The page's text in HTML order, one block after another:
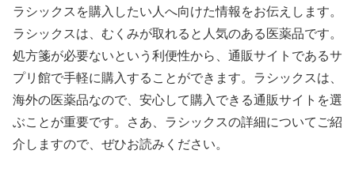
ラシックスを購入したい人へ向けた情報をお伝えします。
ラシックスは、むくみが取れると人気のある医薬品です。
処方箋が必要ないという利便性から、通販サイトであるサ
プリ館で手軽に購入することができます。ラシックスは、
海外の医薬品なので、安心して購入できる通販サイトを選
ぶことが重要です。さあ、ラシックスの詳細についてご紹
介しますので、ぜひお読みください。